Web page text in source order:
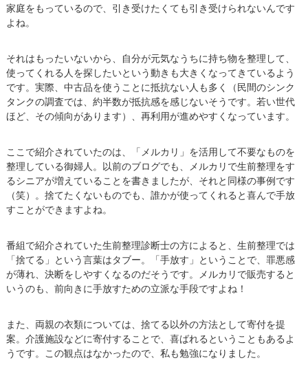
家庭をもっているので、引き受けたくても引き受けられないんです
よね。
それはもったいないから、自分が元気なうちに持ち物を整理して、
使ってくれる人を探したいという動きも大きくなってきているよう
です。実際、中古品を使うことに抵抗ない人も多く（民間のシンク
タンクの調査では、約半数が抵抗感を感じないそうです。若い世代
ほど、その傾向があります）、再利用が進めやすくなっています。
ここで紹介されていたのは、「メルカリ」を活用して不要なものを
整理している御婦人。以前のブログでも、メルカリで生前整理をす
るシニアが増えていることを書きましたが、それと同様の事例です
（笑）。捨てたくないものでも、誰かが使ってくれると喜んで手放
すことができますよね。
番組で紹介されていた生前整理診断士の方によると、生前整理では
「捨てる」という言葉はタブー。「手放す」ということで、罪悪感
が薄れ、決断をしやすくなるのだそうです。メルカリで販売すると
いうのも、前向きに手放すための立派な手段ですよね！
また、両親の衣類については、捨てる以外の方法として寄付を提
案。介護施設などに寄付することで、喜ばれるということもあるよ
うです。この観点はなかったので、私も勉強になりました。